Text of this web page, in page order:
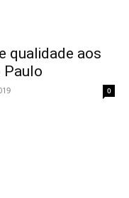
qualidade aos
Paulo
0